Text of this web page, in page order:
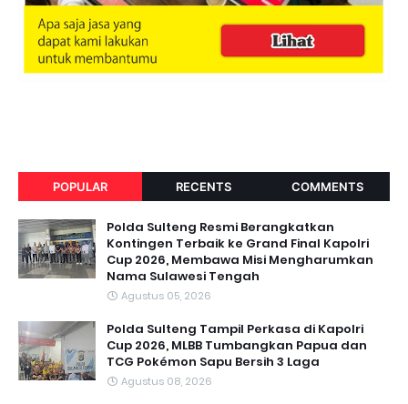
POPULAR RECENTS COMMENTS
Polda Sulteng Resmi Berangkatkan
Kontingen Terbaik ke Grand Final Kapolri
Cup 2026, Membawa Misi Mengharumkan
Nama Sulawesi Tengah
Agustus 05, 2026
Polda Sulteng Tampil Perkasa di Kapolri
Cup 2026, MLBB Tumbangkan Papua dan
TCG Pokémon Sapu Bersih 3 Laga
Agustus 08, 2026